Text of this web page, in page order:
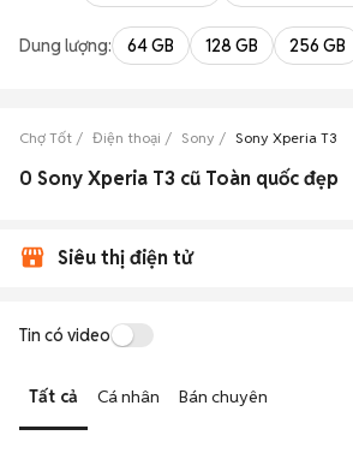
Dung lượng: 64 GB 128 GB 256 GB
Chợ Tốt Điện thoại Sony Sony Xperia T3
0 Sony Xperia T3 cũ Toàn quốc đẹp
Siêu thị điện tử
Tin có video
Tất cả Cá nhân Bán chuyên